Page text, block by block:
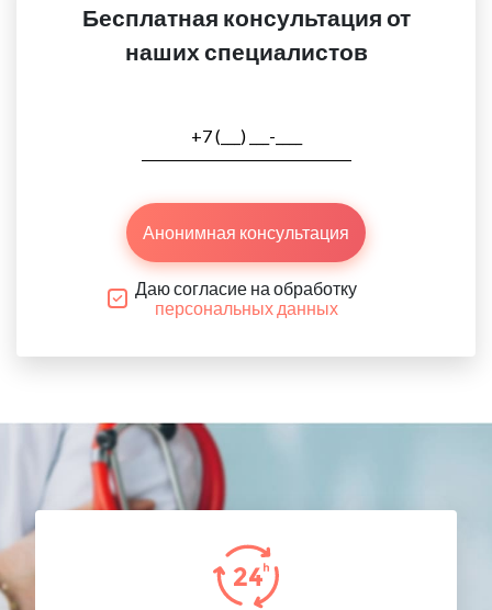
Бесплатная консультация от
наших специалистов
Анонимная консультация
Даю согласие на обработку
персональных данных